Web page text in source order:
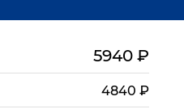
5940₽
4840 ₽